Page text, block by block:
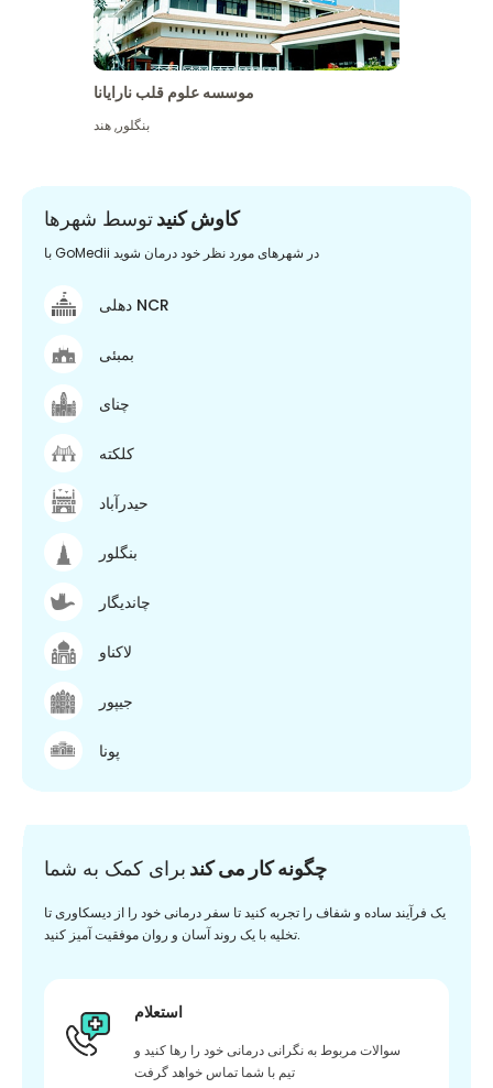
موسسه علوم قلب نارایانا
بنگلور,هند
کاوش کنیدتوسط شهرها
با GoMedii در شهرهای مورد نظر خود درمان شوید
دهلی NCR
بمبئی
چنای
کلکته
حیدرآباد
بنگلور
چاندیگار
لاکناو
جیپور
پونا
چگونه کار می کند برای کمک به شما
یک فرآیند ساده و شفاف را تجربه کنید تا سفر درمانی خود را از دیسکاوری تا
تخلیه با یک روند آسان و روان موفقیت آمیز کنید.
استعلام
سوالات مربوط به نگرانی درمانی خود را رها کنید و
تیم با شما تماس خواهد گرفت